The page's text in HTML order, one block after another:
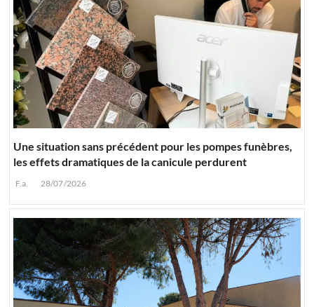
Une situation sans précédent pour les pompes funèbres,
les effets dramatiques de la canicule perdurent
F.a. 28/07/2026